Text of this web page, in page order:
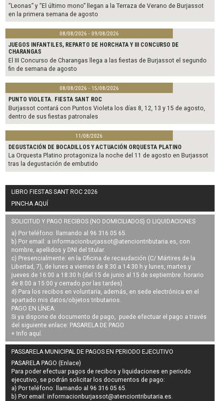
“Leonas” y “El último mono” llegan a la Terraza de Verano de Burjassot
en la primera semana de agosto
08/08/2026 - 09/08/2026
JUEGOS INFANTILES, REPARTO DE HORCHATA Y III CONCURSO DE
CHARANGAS
El III Concurso de Charangas llega a las fiestas de Burjassot el segundo
fin de semana de agosto
08/08/2026 - 15/08/2026
PUNTO VIOLETA. FIESTA SANT ROC
Burjassot contará con Puntos Violeta los días 8, 12, 13 y 15 de agosto,
dentro de sus fiestas patronales
11/08/2026
DEGUSTACIÓN DE BOCADILLOS Y ACTUACIÓN ORQUESTA PLATINO
La Orquesta Platino protagoniza la noche del 11 de agosto en Burjassot
tras la degustación de embutido
LIBRO FIESTAS SANT ROC 2026
PINCHA AQUÍ
SOLICITUD Y PAGO RECIBOS (NO DOMICILIADOS) O LIQUIDACIONES
a) Por teléfono: llamando al 96 316 05 65.
b) Por email: a informacionburjassot@atenciontributaria.es, con
nombre, apellidos y DNI del titular.
c) Presencialmente: en la Oficina de recaudación (C/ Mártires de la
Libertad, 7), de lunes a viernes de 8:30 a 14:30 h y lunes, martes y
jueves de 16:00 a 18:30 h (del 15 de junio al 15 de septiembre: horario
de 8:00 a 15:00 y cerrado por las tardes).
d) Para los recibos en voluntaria, además, en sede electrónica en el
apartado mis datos/objetos tributarios.
PAGO EN LÍNEA:
Si ya dispone de documento de pago, puede efectuar el pago a través
del siguiente enlace: PASARELA DE PAGO
+ Info aquí.
PASSARELA MUNICIPAL DE PAGOS EN PERIODO EJECUTIVO
PASARELA PAGO (Enlace)
Para poder efectuar pagos derecibos y liquidaciones en periodo
ejecutivo, se podrán solicitar los documentos de pago:
a) Por teléfono: llamando al 96 316 05 65.
b) Por email:informacionburjassot@atenciontributaria.es.